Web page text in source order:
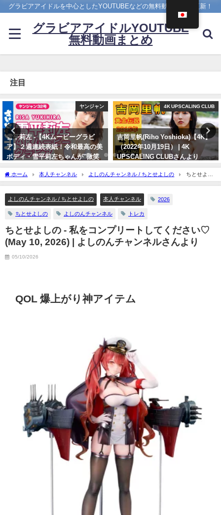
グラビアアイドルを中心としたYOUTUBEなどの無料動画を日々更新！
グラビアアイドルYOUTUBE
無料動画まとめ
注目
4K UPSCALING CLUB
吉岡里帆(Riho Yoshioka)【4K】
（2022年10月19日） | 4K
UPSCALING CLUBさんより
【兒玉遥公式】はるっぴちゃんねる
兒玉遥（2022年11月27日） | こだ
まちゃんねる【公式】さんより
11/27/2022
ホーム 本人チャンネル よしのんチャンネル / ちとせよしの
ちとせよし
の - 私をコンプリートしてください♡ (May 10, 2026) | よしのんチャンネルさんより
よしのんチャンネル / ちとせよしの 本人チャンネル 2026
ちとせよしの よしのんチャンネル トレカ
ちとせよしの - 私をコンプリートしてください♡
(May 10, 2026) | よしのんチャンネルさんより
05/10/2026
QOL 爆上がり神アイテム